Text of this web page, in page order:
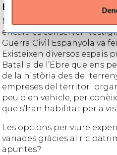
Batalla de l’Ebre
Més de vuitanta anys
encara es conserven
Guerra Civil Espanyola va
Existeixen diversos espais
Batalla de l’Ebre que ens
de la història des del
empreses del territori
peu o en vehicle, per
que s’han habilitat per a
Les opcions per viure
variades gràcies al ric
apuntes?